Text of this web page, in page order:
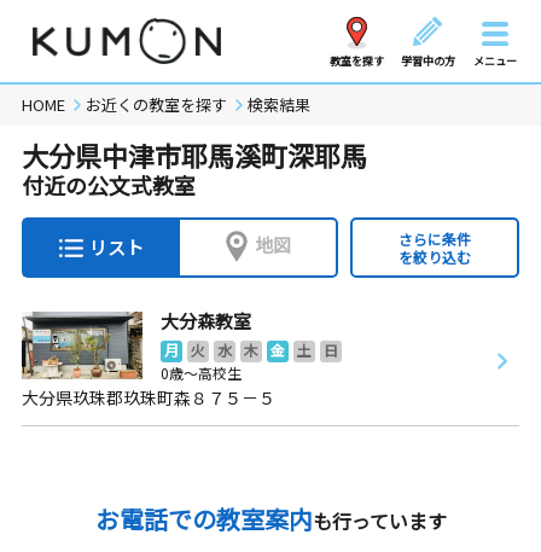
教室を探す 学習中の方 メニュー
HOME お近くの教室を探す 検索結果
大分県中津市耶馬溪町深耶馬
付近の公文式教室
リスト 地図
さらに条件
を絞り込む
大分森教室
月 火 水 木 金 土
日
0歳～高校生
大分県玖珠郡玖珠町森８７５－５
お電話での教室案内も行っています